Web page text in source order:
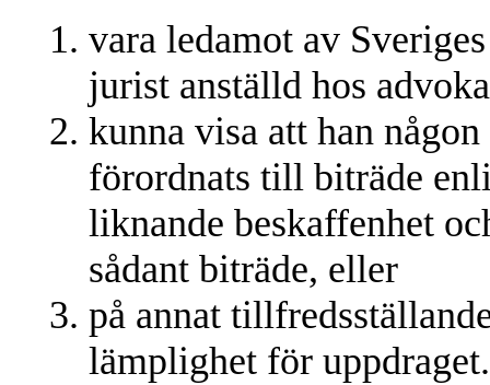
vara ledamot av
jurist anställd hos
kunna visa att han
förordnats till biträde
liknande beskaffenhet
sådant biträde, eller
på annat
lämplighet för uppdraget.